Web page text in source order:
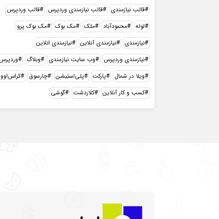
قالب نیازمندی قالب نیازمندی وردپرس
قالب وردپرس
لوله
محمودآباد ملک مک بوک
مک بوک پرو
نیازمندی
نیازمندی آنلاین
نیازمندی انلاین
نیازمندی وردپرس
وب سایت نیازمندی وبلاگ
ویلا در شمال
پارکت پلی‌استیشن چارسوق
کسب و کار آنلاین
کلاردشت گوشی